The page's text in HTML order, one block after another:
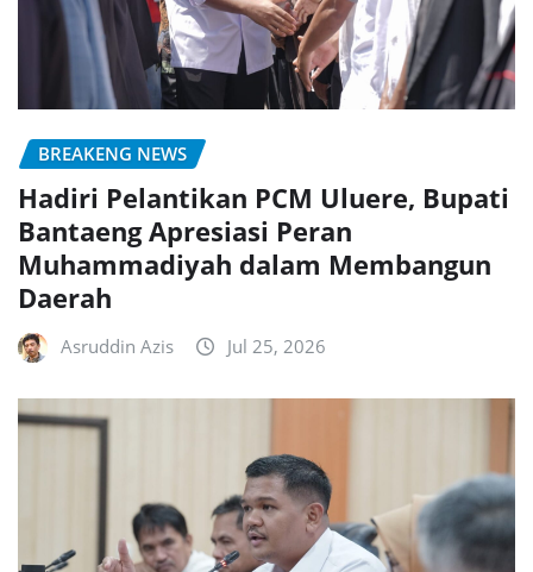
BREAKENG NEWS
Hadiri Pelantikan PCM Uluere, Bupati
Bantaeng Apresiasi Peran
Muhammadiyah dalam Membangun
Daerah
Asruddin Azis Jul 25, 2026